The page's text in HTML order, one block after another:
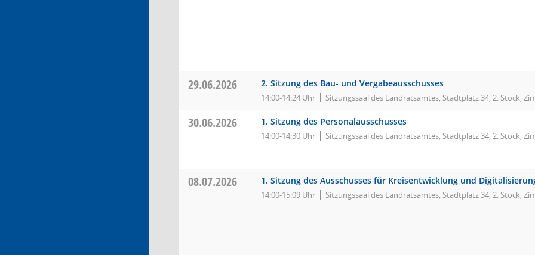
29.06.2026 2. Sitzung des Bau- und Vergabeausschusses
14:00-14:24 Uhr Sitzungssaal des Landratsamtes, Stadtplatz 34, 2. Stock,
30.06.2026 1. Sitzung des Personalausschusses
14:00-14:30 Uhr Sitzungssaal des Landratsamtes, Stadtplatz 34, 2. Stock,
08.07.2026 1. Sitzung des Ausschusses für Kreisentwicklung und
14:00-15:09 Uhr Sitzungssaal des Landratsamtes, Stadtplatz 34, 2. Stock,